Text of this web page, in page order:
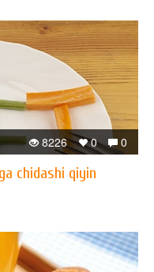
0
0
8226
chidashi qiyin